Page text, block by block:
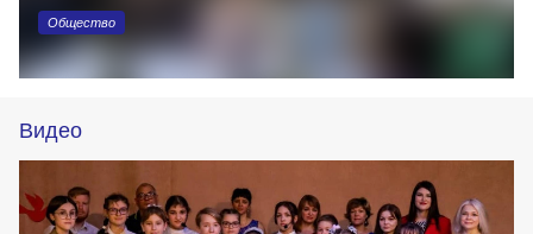
Общество
Видео